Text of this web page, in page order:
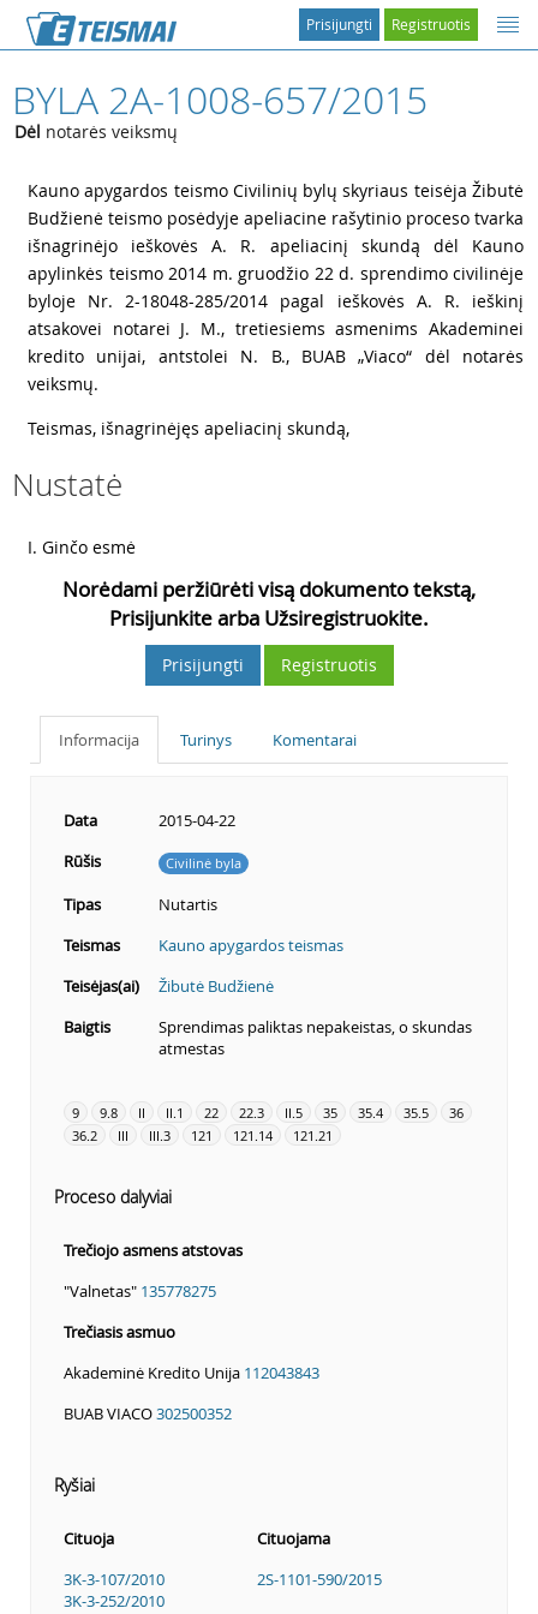
Registruotis
Prisijungti
BYLA 2A-1008-657/2015
Dėl notarės veiksmų
Kauno apygardos teismo Civilinių bylų skyriaus teisėja Žibutė
Budžienė teismo posėdyje apeliacine rašytinio proceso tvarka
išnagrinėjo ieškovės A. R. apeliacinį skundą dėl Kauno
apylinkės teismo 2014 m. gruodžio 22 d. sprendimo civilinėje
byloje Nr. 2-18048-285/2014 pagal ieškovės A. R. ieškinį
atsakovei notarei J. M., tretiesiems asmenims Akademinei
kredito unijai, antstolei N. B., BUAB „Viaco“ dėl notarės
veiksmų.
Teismas, išnagrinėjęs apeliacinį skundą,
Nustatė
I. Ginčo esmė
Norėdami peržiūrėti visą dokumento tekstą,
Prisijunkite arba Užsiregistruokite.
Prisijungti Registruotis
Informacija Turinys Komentarai
Data
2015-04-22
Rūšis
Civilinė byla
Tipas
Nutartis
Teismas
Kauno apygardos teismas
Teisėjas(ai)
Žibutė Budžienė
Baigtis
Sprendimas paliktas nepakeistas, o skundas
atmestas
9 9.8 II II.1 22 22.3 II.5 35 35.4 35.5
36
36.2
III III.3 121 121.14 121.21
Proceso dalyviai
Trečiojo asmens atstovas
"Valnetas" 135778275
Trečiasis asmuo
Akademinė Kredito Unija 112043843
BUAB VIACO302500352
Ryšiai
Cituoja
Cituojama
3K-3-107/2010
3K-3-252/2010
2S-1101-590/2015